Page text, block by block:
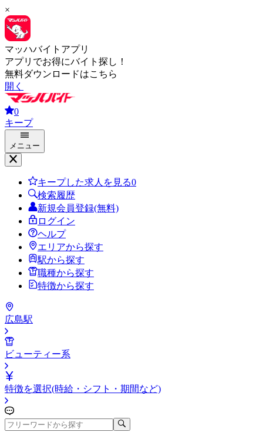
×
マッハバイトアプリ
アプリでお得にバイト探し！
無料ダウンロードはこちら
開く
0
キープ
メニュー
キープした求人を見る0
検索履歴
新規会員登録(無料)
ログイン
ヘルプ
エリアから探す
駅から探す
職種から探す
特徴から探す
広島駅
ビューティー系
特徴を選択(時給・シフト・期間など)